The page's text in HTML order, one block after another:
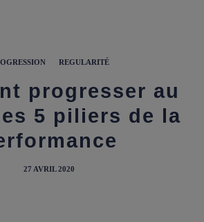
REGULARITÉ
progresser au
5 piliers de la
27 AVRIL 2020